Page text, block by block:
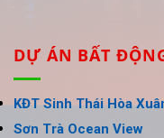
DỰ ÁN BẤT
KĐT Sinh Thái Hòa
Sơn Trà Ocean View